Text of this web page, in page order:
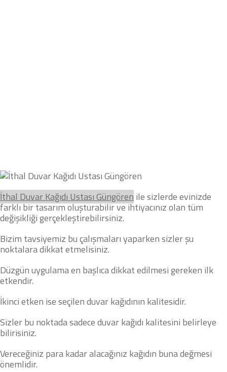
İthal Duvar Kağıdı UstasıGüngören ile sizlerde evinizde
farklı bir tasarım oluşturabilir ve ihtiyacınız olan tüm
değişikliği gerçekleştirebilirsiniz.
Bizim tavsiyemiz bu çalışmaları yaparken sizler şu
noktalara dikkat etmelisiniz.
Düzgün uygulama en başlıca dikkat edilmesi gereken ilk
etkendir.
İkinci etken ise seçilen duvar kağıdının kalitesidir.
Sizler bu noktada sadece duvar kağıdı kalitesini belirleye
bilirisiniz.
Vereceğiniz para kadar alacağınız kağıdın buna değmesi
önemlidir.